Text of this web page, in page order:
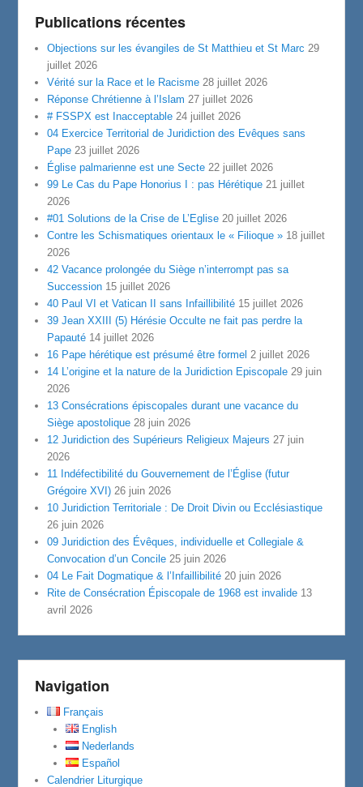
Publications récentes
Objections sur les évangiles de St Matthieu et St Marc 29
juillet 2026
Vérité sur la Race et le Racisme 28 juillet 2026
Réponse Chrétienne à l’Islam 27 juillet 2026
# FSSPX est Inacceptable 24 juillet 2026
04 Exercice Territorial de Juridiction des Evêques sans
Pape 23 juillet 2026
Église palmarienne est une Secte 22 juillet 2026
99 Le Cas du Pape Honorius I : pas Hérétique 21 juillet
2026
#01 Solutions de la Crise de L’Eglise 20 juillet 2026
Contre les Schismatiques orientaux le « Filioque » 18 juillet
2026
42 Vacance prolongée du Siège n’interrompt pas sa
Succession 15 juillet 2026
40 Paul VI et Vatican II sans Infaillibilité 15 juillet 2026
39 Jean XXIII (5) Hérésie Occulte ne fait pas perdre la
Papauté 14 juillet 2026
16 Pape hérétique est présumé être formel 2 juillet 2026
14 L’origine et la nature de la Juridiction Episcopale 29 juin
2026
13 Consécrations épiscopales durant une vacance du
Siège apostolique 28 juin 2026
12 Juridiction des Supérieurs Religieux Majeurs 27 juin
2026
11 Indéfectibilité du Gouvernement de l’Église (futur
Grégoire XVI) 26 juin 2026
10 Juridiction Territoriale : De Droit Divin ou Ecclésiastique
26 juin 2026
09 Juridiction des Évêques, individuelle et Collegiale &
Convocation d’un Concile 25 juin 2026
04 Le Fait Dogmatique & l’Infaillibilité 20 juin 2026
Rite de Consécration Épiscopale de 1968 est invalide 13
avril 2026
Navigation
Français
English
Nederlands
Español
Calendrier Liturgique